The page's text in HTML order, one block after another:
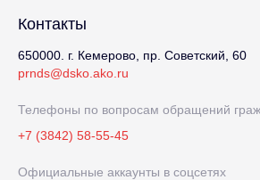
Контакты
650000. г. Кемерово, пр. Советский, 60
prnds@dsko.ako.ru
Телефоны по вопросам обращений
+7 (3842) 58-55-45
Официальные аккаунты в соцсетях